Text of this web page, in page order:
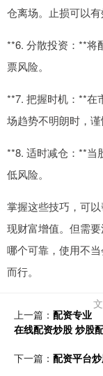
仓离场。止损可以有
**6. 分散投资：**将
票风险。
**7. 把握时机：**在
场趋势不明朗时，谨
**8. 适时减仓：**当
低风险。
掌握这些技巧，可
现财富增值。但需
哪个可靠，使用不
而行。
上一篇： 配资专业
在线配资炒股 炒股
下一篇： 配资平台